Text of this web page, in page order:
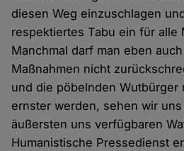
diesen Weg einzuschlagen
respektiertes Tabu ein für alle
Manchmal darf man eben
Maßnahmen nicht
und die pöbelnden Wutbürger
ernster werden, sehen wir
äußersten uns verfügbaren
Humanistische Pressedienst